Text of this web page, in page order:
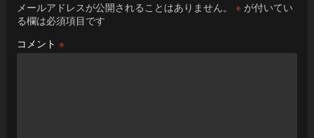
メールアドレスが公開されることはありません。 ※が付いてい
る欄は必須項目です
コメント ※